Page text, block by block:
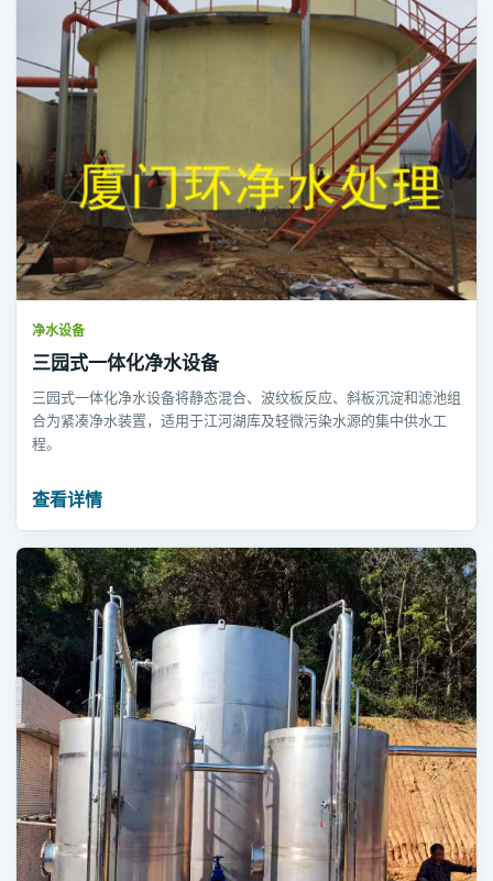
净水设备
三园式一体化净水设备
三园式一体化净水设备将静态混合、波纹板反应、斜板沉淀和滤池组
合为紧凑净水装置，适用于江河湖库及轻微污染水源的集中供水工
程。
查看详情